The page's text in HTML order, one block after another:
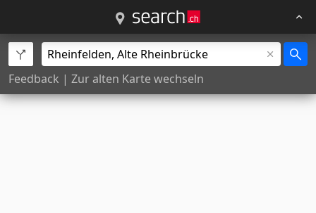
Feedback | Zur alten Karte wechseln